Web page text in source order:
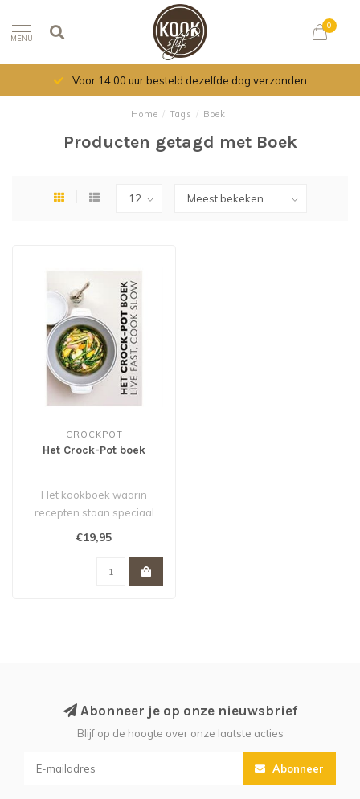
MENU
0
Voor 14.00 uur besteld dezelfde dag verzonden
Home / Tags / Boek
Producten getagd met Boek
CROCKPOT
Het Crock-Pot boek
Het kookboek waarin
recepten staan speciaal
voor het gebruik bij een
€19,95
Abonneer je op onze nieuwsbrief
Blijf op de hoogte over onze laatste acties
Abonneer